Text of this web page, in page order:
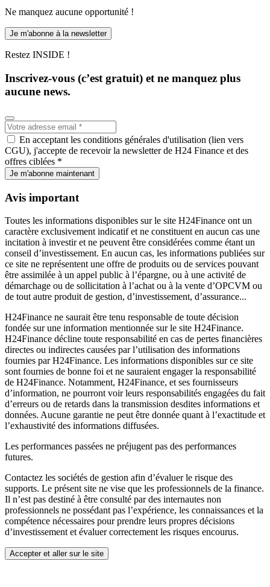
Ne manquez aucune opportunité !
Je m'abonne à la newsletter
Restez INSIDE !
Inscrivez-vous (c’est gratuit) et ne manquez plus
aucune news.
En acceptant les conditions générales d'utilisation (lien vers
CGU), j'accepte de recevoir la newsletter de H24 Finance et des
offres ciblées *
Je m'abonne maintenant
Avis important
Toutes les informations disponibles sur le site H24Finance ont un
caractère exclusivement indicatif et ne constituent en aucun cas une
incitation à investir et ne peuvent être considérées comme étant un
conseil d’investissement. En aucun cas, les informations publiées sur
ce site ne représentent une offre de produits ou de services pouvant
être assimilée à un appel public à l’épargne, ou à une activité de
démarchage ou de sollicitation à l’achat ou à la vente d’OPCVM ou
de tout autre produit de gestion, d’investissement, d’assurance...
H24Finance ne saurait être tenu responsable de toute décision
fondée sur une information mentionnée sur le site H24Finance.
H24Finance décline toute responsabilité en cas de pertes financières
directes ou indirectes causées par l’utilisation des informations
fournies par H24Finance. Les informations disponibles sur ce site
sont fournies de bonne foi et ne sauraient engager la responsabilité
de H24Finance. Notamment, H24Finance, et ses fournisseurs
d’information, ne pourront voir leurs responsabilités engagées du fait
d’erreurs ou de retards dans la transmission desdites informations et
données. Aucune garantie ne peut être donnée quant à l’exactitude et
l’exhaustivité des informations diffusées.
Les performances passées ne préjugent pas des performances
futures.
Contactez les sociétés de gestion afin d’évaluer le risque des
supports. Le présent site ne vise que les professionnels de la finance.
Il n’est pas destiné à être consulté par des internautes non
professionnels ne possédant pas l’expérience, les connaissances et la
compétence nécessaires pour prendre leurs propres décisions
d’investissement et évaluer correctement les risques encourus.
Accepter et aller sur le site